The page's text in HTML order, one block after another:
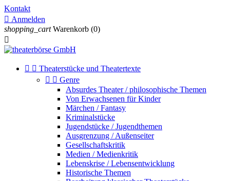
Kontakt
 Anmelden
shopping_cart Warenkorb (0)

  Theaterstücke und Theatertexte
  Genre
Absurdes Theater / philosophische Themen
Von Erwachsenen für Kinder
Märchen / Fantasy
Kriminalstücke
Jugendstücke / Jugendthemen
Ausgrenzung / Außenseiter
Gesellschaftskritik
Medien / Medienkritik
Lebenskrise / Lebensentwicklung
Historische Themen